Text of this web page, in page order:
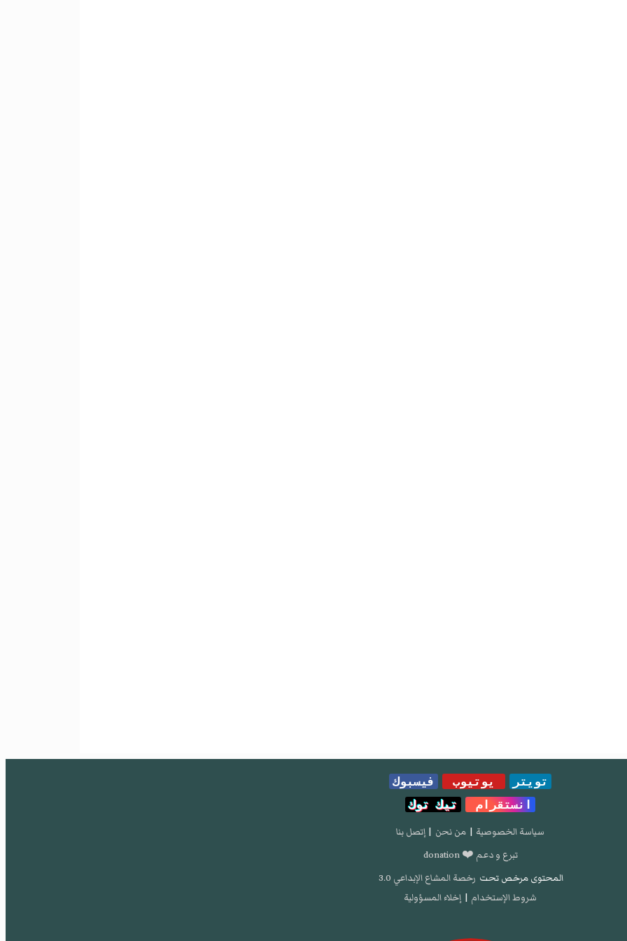
تويتر يوتيوب
فيسبوك
انستقرام
تيك توك
سياسة الخصوصية | من نحن | إتصل بنا
تبرع و دعم ❤️ donation
المحتوى مرخص تحت رخصة المشاع الإبداعي 3.0
شروط الإستخدام | إخلاء المسؤولية